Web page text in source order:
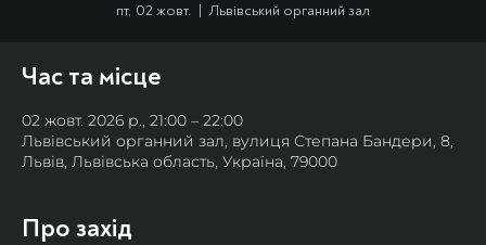
пт, 02 жовт.
  |
Львівський органний зал
Час та місце
02 жовт. 2026 р., 21:00 – 22:00
Львівський органний зал, вулиця Степана Бандери, 8,
Львів, Львівська область, Україна, 79000
Про захід